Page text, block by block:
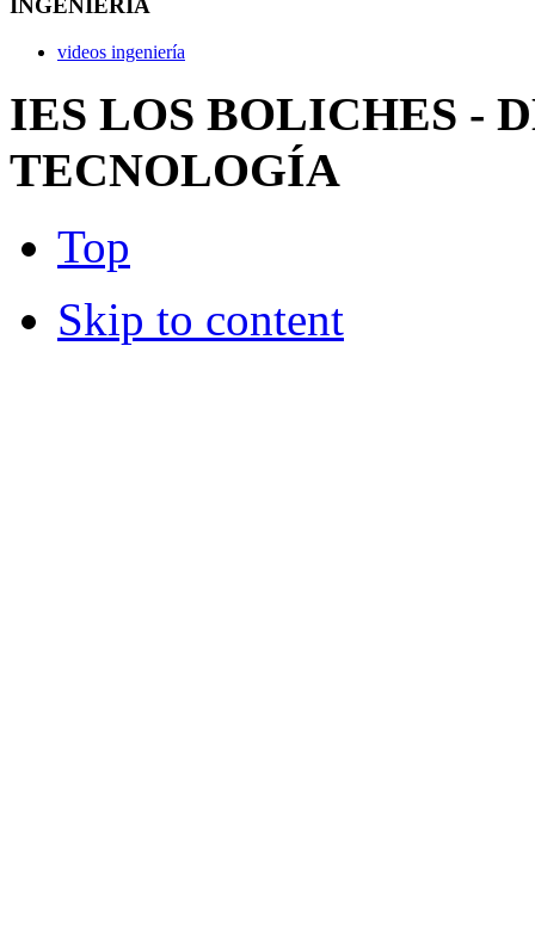
INGENIERÍA
videos ingeniería
IES LOS BOLICHES -
TECNOLOGÍA
Top
Skip to content